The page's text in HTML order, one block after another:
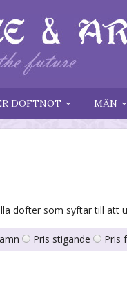
DOFTNOT MÄN
dofter som syftar till att
Pris stigande Pris